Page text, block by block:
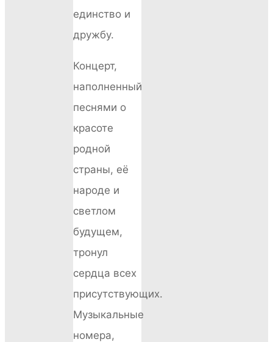
единство и
дружбу.
Концерт,
наполненный
песнями о
красоте
родной
страны, её
народе и
светлом
будущем,
тронул
сердца всех
присутствующих.
Музыкальные
номера,